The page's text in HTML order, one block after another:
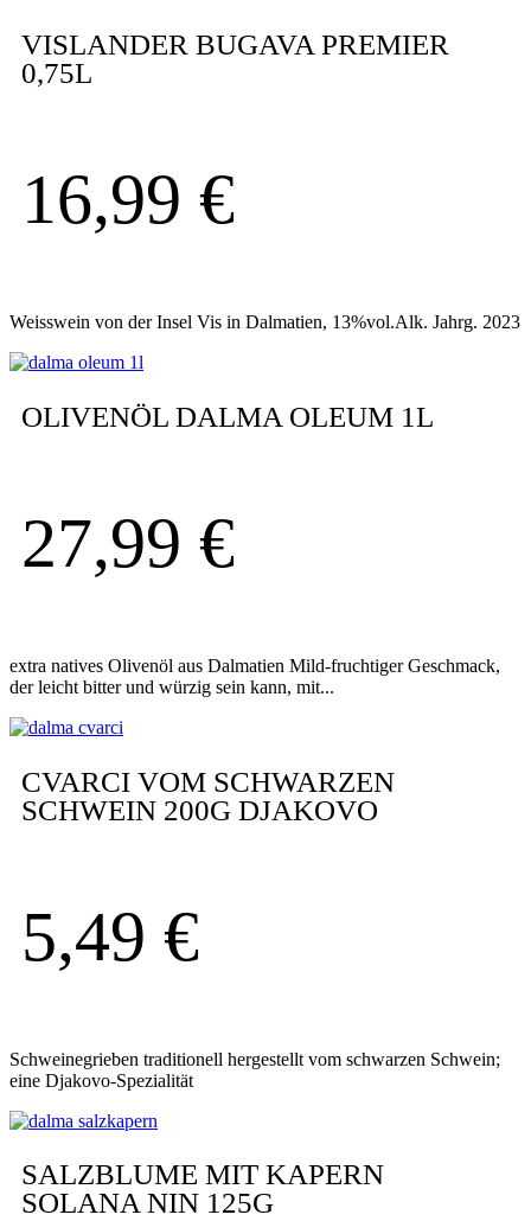
VISLANDER BUGAVA PREMIER
0,75L
16,99 €
Weisswein von der Insel Vis in Dalmatien, 13%vol.Alk. Jahrg. 2023
OLIVENÖL DALMA OLEUM 1L
27,99 €
extra natives Olivenöl aus Dalmatien Mild-fruchtiger Geschmack,
der leicht bitter und würzig sein kann, mit...
CVARCI VOM SCHWARZEN
SCHWEIN 200G DJAKOVO
5,49 €
Schweinegrieben traditionell hergestellt vom schwarzen Schwein;
eine Djakovo-Spezialität
SALZBLUME MIT KAPERN
SOLANA NIN 125G